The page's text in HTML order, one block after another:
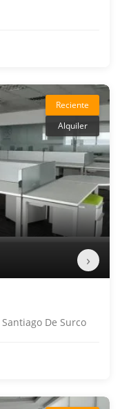
Reciente
Alquiler
›
De Surco